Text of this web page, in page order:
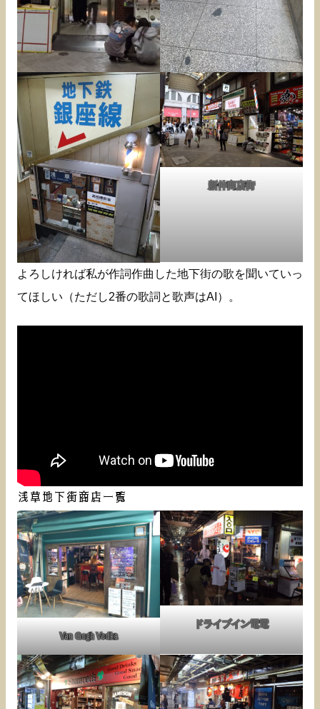
新仲商店街
よろしければ私が作詞作曲した地下街の歌を聞いていっ
てほしい（ただし2番の歌詞と歌声はAI）。
浅草地下街商店一覧
Van Gogh Vodka
ドライブイン電電